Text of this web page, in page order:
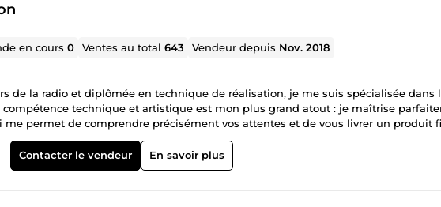
en cours0 Ventes au total643 Vendeur depuis Nov. 2018
de la radio et diplômée en technique de réalisation, je me suis spécialisée dans
technique et artistique est mon plus grand atout : je maîtrise
permet de comprendre précisément vos attentes et de vous livrer un produit
Radio &amp; TV Doublages de documentaires Films
contente pas d'enregistrer un texte : je veille à la qualité de la prise, au
Contacter le vendeur En savoir plus